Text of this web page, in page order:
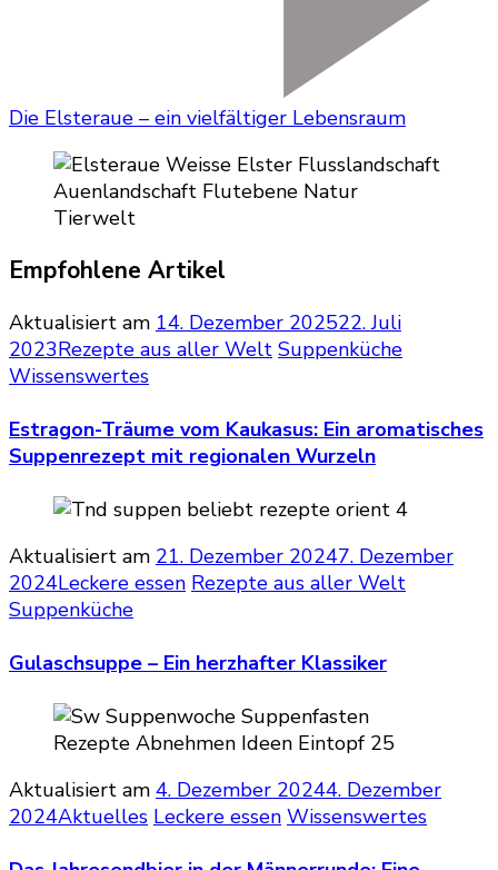
Die Elsteraue – ein vielfältiger Lebensraum
Empfohlene Artikel
Aktualisiert am 14. Dezember 202522. Juli
2023Rezepte aus aller Welt Suppenküche
Wissenswertes
Estragon-Träume vom Kaukasus: Ein aromatisches
Suppenrezept mit regionalen Wurzeln
Aktualisiert am 21. Dezember 20247. Dezember
2024Leckere essen Rezepte aus aller Welt
Suppenküche
Gulaschsuppe – Ein herzhafter Klassiker
Aktualisiert am 4. Dezember 20244. Dezember
2024Aktuelles Leckere essen Wissenswertes